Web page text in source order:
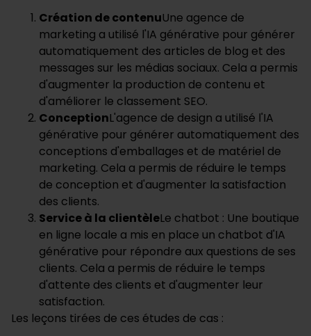
Création de contenuUne agence de
marketing a utilisé l'IA générative pour générer
automatiquement des articles de blog et des
messages sur les médias sociaux. Cela a permis
d'augmenter la production de contenu et
d'améliorer le classement SEO.
ConceptionL'agence de design a utilisé l'IA
générative pour générer automatiquement des
conceptions d'emballages et de matériel de
marketing. Cela a permis de réduire le temps
de conception et d'augmenter la satisfaction
des clients.
Service à la clientèleLe chatbot : Une boutique
en ligne locale a mis en place un chatbot d'IA
générative pour répondre aux questions de ses
clients. Cela a permis de réduire le temps
d'attente des clients et d'augmenter leur
satisfaction.
Les leçons tirées de ces études de cas :